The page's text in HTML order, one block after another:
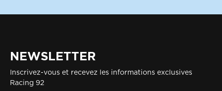
NEWSLETTER
Inscrivez-vous et recevez les informations exclusives
Racing 92